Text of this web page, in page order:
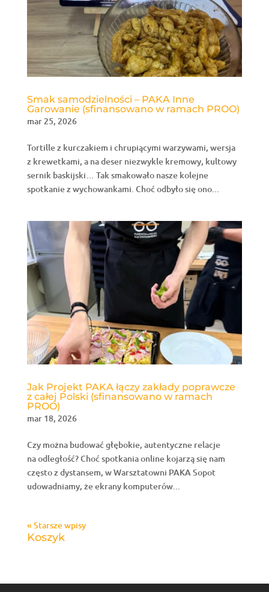
Smak samodzielności – PAKA Inne
Garowanie (sfinansowano w ramach PROO)
mar 25, 2026
Tortille z kurczakiem i chrupiącymi warzywami, wersja
z krewetkami, a na deser niezwykle kremowy, kultowy
sernik baskijski… Tak smakowało nasze kolejne
spotkanie z wychowankami. Choć odbyło się ono...
Jak Projekt PAKA łączy zakłady poprawcze
z całej Polski (sfinansowano w ramach
PROO)
mar 18, 2026
Czy można budować głębokie, autentyczne relacje
na odległość? Choć spotkania online kojarzą się nam
często z dystansem, w Warsztatowni PAKA Sopot
udowadniamy, że ekrany komputerów...
« Starsze wpisy
Koszyk